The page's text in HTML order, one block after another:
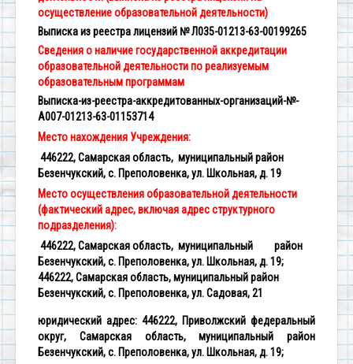
осуществление образовательной деятельности)
Выписка из реестра лицензий № Л035-01213-63-00199265
Сведения о наличие государственной аккредитации
образовательной деятельности по реализуемым
образовательным программам
Выписка-из-реестра-аккредитованных-организаций-№-
А007-01213-63-01153714
Место нахождения Учреждения:
446222, Самарская область, муниципальный район
Безенчукский, с. Преполовенка, ул. Школьная, д. 19
Место осуществления образовательной деятельности
(фактический адрес, включая адрес структурного
подразделения):
446222, Самарская область, муниципальный район
Безенчукский, с. Преполовенка, ул. Школьная, д. 19;
446222, Самарская область, муниципальный район
Безенчукский, с. Преполовенка, ул. Садовая, 21
юридический адрес: 446222, Приволжский федеральный
округ, Самарская область, муниципальный район
Безенчукский, с. Преполовенка, ул. Школьная, д. 19;